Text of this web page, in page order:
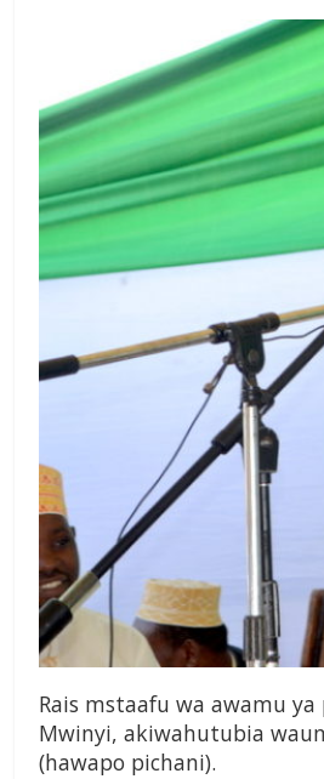
Rais mstaafu wa awamu ya
Mwinyi, akiwahutubia
(hawapo pichani).